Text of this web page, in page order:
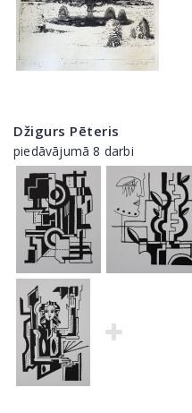
Džigurs Pēteris
piedāvājumā 8 darbi